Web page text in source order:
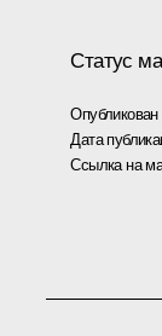
Статус
Дата
Ссылка на